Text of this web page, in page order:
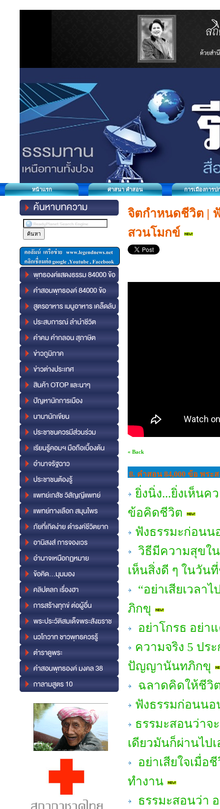
หน้าแรก ศาสนา คำสอน การเมืองการป
จิตกำหนดชีวิต |
สวนโมกข์
« Back
8. คำสอน 84,000 ข้อ พระ
ยิ่งนิ่ง...ยิ่งเห็นค
ข้อคิดชีวิต
ฟังธรรมะก่อนน
วิธีมีความสุขใ
เห็นสิ่งดี ๆ ในวัน
“อย่าเสียเวล
ภิกขุ
อย่าโกรธ อย่า
ความจริง 5 ปร
ปัญญานันทภิกขุ
ฉลาดคิดให้ชีวิ
ฟังธรรมก่อนนอ
ธรรมะสอนว่าจ
เดียวมันก็ผ่านไปเ
อย่าเสียใจเมื่อ
ทำงาน
ธรรมะสอนว่า